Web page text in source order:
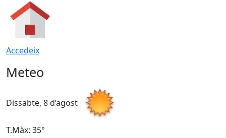
Accedeix
Meteo
Dissabte, 8 d’agost
T.Màx: 35°